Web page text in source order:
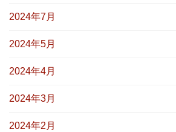
2024年7月
2024年5月
2024年4月
2024年3月
2024年2月